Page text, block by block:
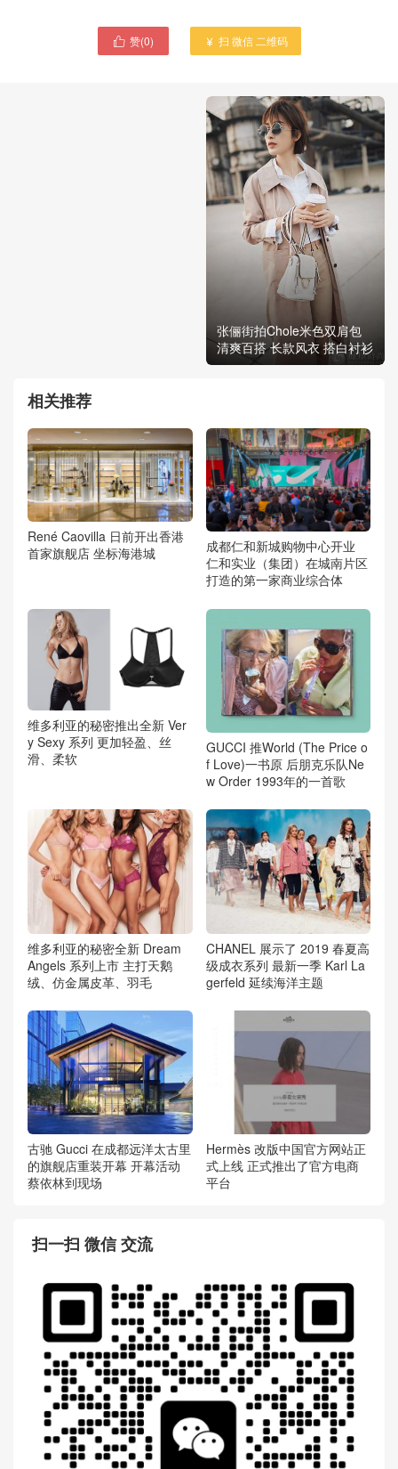
 赞(0)  扫 微信 二维码
张俪街拍Chole米色双肩包
清爽百搭 长款风衣 搭白衬衫
相关推荐
René Caovilla 日前开出香港
首家旗舰店 坐标海港城
成都仁和新城购物中心开业
仁和实业（集团）在城南片区
打造的第一家商业综合体
维多利亚的秘密推出全新 Ver
y Sexy 系列 更加轻盈、丝
滑、柔软
GUCCI 推World (The Price o
f Love)一书原 后朋克乐队Ne
w Order 1993年的一首歌
维多利亚的秘密全新 Dream
Angels 系列上市 主打天鹅
绒、仿金属皮革、羽毛
CHANEL 展示了 2019 春夏高
级成衣系列 最新一季 Karl La
gerfeld 延续海洋主题
古驰 Gucci 在成都远洋太古里
的旗舰店重装开幕 开幕活动
蔡依林到现场
Hermès 改版中国官方网站正
式上线 正式推出了官方电商
平台
扫一扫 微信 交流